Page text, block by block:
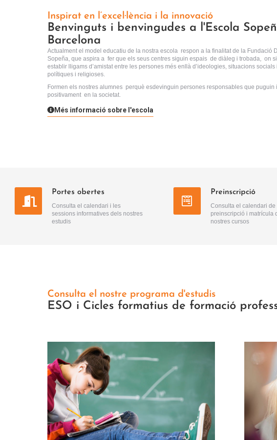
Inspirat en l’excel·lència i la innovació
Benvinguts i benvingudes a l'Escola
Barcelona
Actualment el model educatiu de la nostra escola respon a la finalitat de la Fundació
Sopeña, que aspira a fer que els seus centres siguin espais de diàleg i trobada, on
establir lligams d’amistat entre les persones més enllà d’ideologies, situacions
polítiques i religioses.
Formen els nostres alumnes perquè esdevinguin persones responsables que puguin
positivament en la societat.
Més informació sobre l'escola
Portes obertes
Consulta el calendari i les
sessions informatives dels nostres
estudis
Preinscripció
Consulta el calendari de
preinscripció i matrícula
nostres cursos
Consulta el nostre programa d'estudis
ESO i Cicles formatius de formació